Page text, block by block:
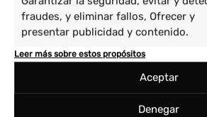
fraudes, y eliminar fallos, Ofrecer y
presentar publicidad y contenido.
Leer más sobre estos propósitos
Aceptar
Denegar